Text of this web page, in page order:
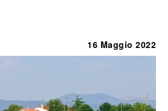
16 Maggio 2022